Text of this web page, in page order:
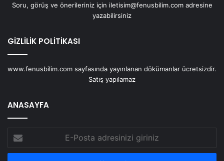
Soru, görüş ve önerileriniz için iletisim@fenusbilim.com adresine
yazabilirsiniz
GİZLİLİK POLİTİKASI
www.fenusbilim.com sayfasında yayınlanan dökümanlar ücretsizdir.
Satış yapılamaz
ANASAYFA
Posta
adresinizi